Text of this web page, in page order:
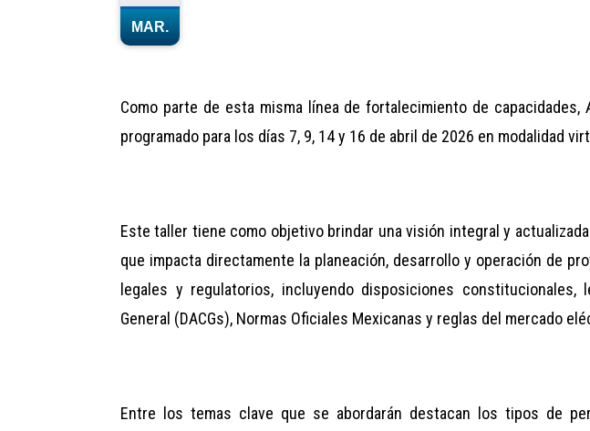
MAR.
Como parte de esta misma línea de fortalecimiento de capacidades,
programado para los días 7, 9, 14 y 16 de abril de 2026 en modalidad
Este taller tiene como objetivo brindar una visión integral y
que impacta directamente la planeación, desarrollo y operación de
legales y regulatorios, incluyendo disposiciones
General (DACGs), Normas Oficiales Mexicanas y reglas del mercado
Entre los temas clave que se abordarán destacan los tipos de